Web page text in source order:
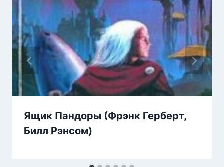
Ящик Пандоры (Фрэнк Герберт,
Билл Рэнсом)